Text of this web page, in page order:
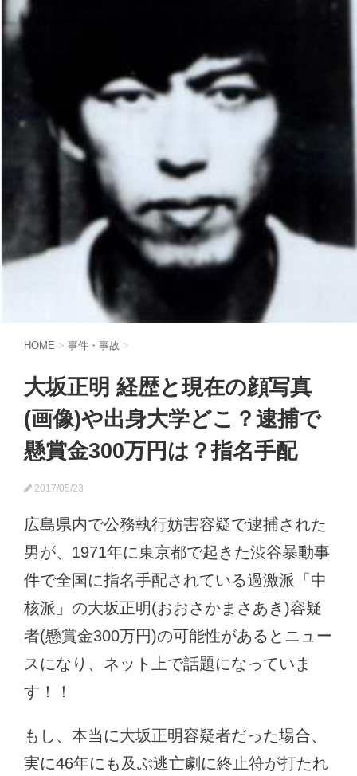
HOME > 事件・事故 >
大坂正明 経歴と現在の顔写真
(画像)や出身大学どこ？逮捕で
懸賞金300万円は？指名手配
2017/05/23
広島県内で公務執行妨害容疑で逮捕された
男が、1971年に東京都で起きた渋谷暴動事
件で全国に指名手配されている過激派「中
核派」の大坂正明(おおさかまさあき)容疑
者(懸賞金300万円)の可能性があるとニュー
スになり、ネット上で話題になっていま
す！！
もし、本当に大坂正明容疑者だった場合、
実に46年にも及ぶ逃亡劇に終止符が打たれ